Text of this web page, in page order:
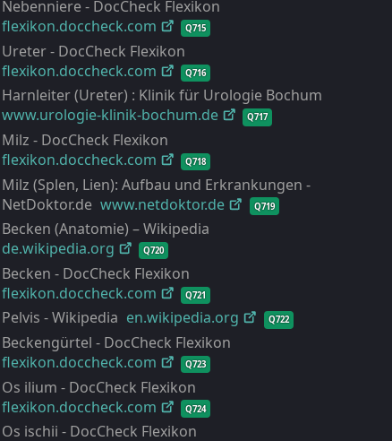
Nebenniere - DocCheck Flexikon
flexikon.doccheck.com
Q715
Ureter - DocCheck Flexikon
flexikon.doccheck.com
Q716
Harnleiter (Ureter) : Klinik für Urologie Bochum
www.urologie-klinik-bochum.de Q717
Milz - DocCheck Flexikon
flexikon.doccheck.com
Q718
Milz (Splen, Lien): Aufbau und Erkrankungen -
NetDoktor.de www.netdoktor.de Q719
Becken (Anatomie) – Wikipedia
de.wikipedia.org
Q720
Becken - DocCheck Flexikon
flexikon.doccheck.com
Q721
Pelvis - Wikipedia en.wikipedia.org Q722
Beckengürtel - DocCheck Flexikon
flexikon.doccheck.com
Q723
Os ilium - DocCheck Flexikon
flexikon.doccheck.com
Q724
Os ischii - DocCheck Flexikon